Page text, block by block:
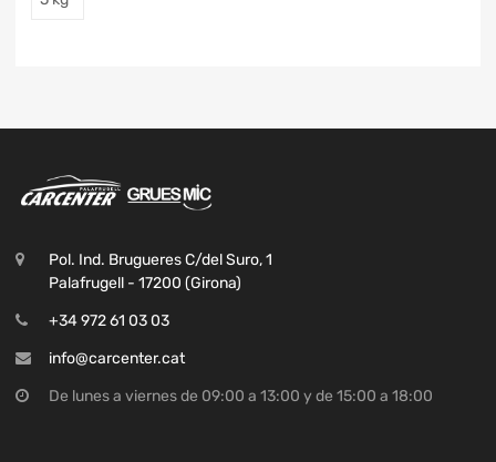
Pol. Ind. Brugueres C/del Suro, 1
Palafrugell - 17200 (Girona)
+34 972 61 03 03
info@carcenter.cat
De lunes a viernes de 09:00 a 13:00 y de 15:00 a 18:00